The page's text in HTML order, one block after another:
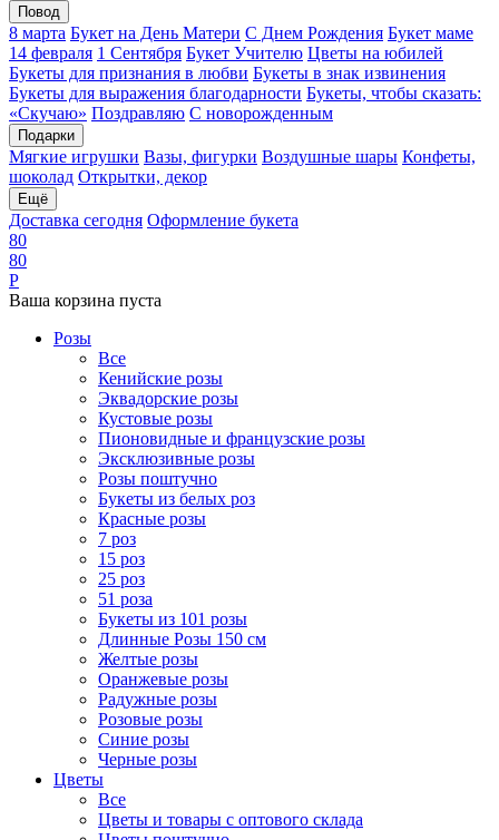
Повод
8 марта Букет на День Матери С Днем Рождения Букет маме
14 февраля 1 Сентября Букет Учителю Цветы на юбилей
Букеты для признания в любви Букеты в знак извинения
Букеты для выражения благодарности Букеты, чтобы сказать:
«Скучаю» Поздравляю С новорожденным
Подарки
Мягкие игрушки Вазы, фигурки Воздушные шары Конфеты,
шоколад Открытки, декор
Ещё
Доставка сегодня Оформление букета
80
80
Р
Ваша корзина пуста
Розы
Все
Кенийские розы
Эквадорские розы
Кустовые розы
Пионовидные и французские розы
Эксклюзивные розы
Розы поштучно
Букеты из белых роз
Красные розы
7 роз
15 роз
25 роз
51 роза
Букеты из 101 розы
Длинные Розы 150 см
Желтые розы
Оранжевые розы
Радужные розы
Розовые розы
Синие розы
Черные розы
Цветы
Все
Цветы и товары с оптового склада